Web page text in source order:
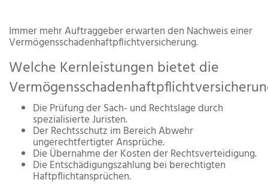
Immer mehr Auftraggeber erwarten den Nachweis einer
Vermögensschadenhaftpflichtversicherung.
Welche Kernleistungen bietet die
Die Prüfung der Sach- und Rechtslage durch
spezialisierte Juristen.
Der Rechtsschutz im Bereich Abwehr
ungerechtfertigter Ansprüche.
Die Übernahme der Kosten der Rechtsverteidigung.
Die Entschädigungszahlung bei berechtigten
Haftpflichtansprüchen.